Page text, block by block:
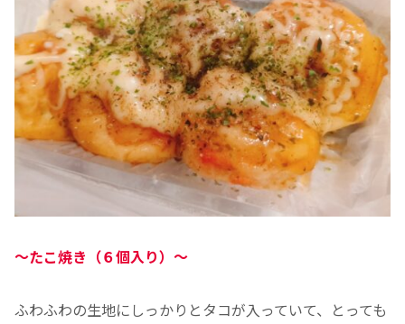
～たこ焼き（６個入り）～
ふわふわの生地にしっかりとタコが入っていて、とっても